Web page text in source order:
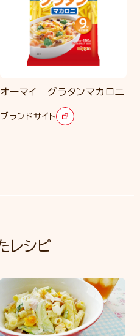
オーマイ グラタンマカロニ
ブランドサイト
レシピ